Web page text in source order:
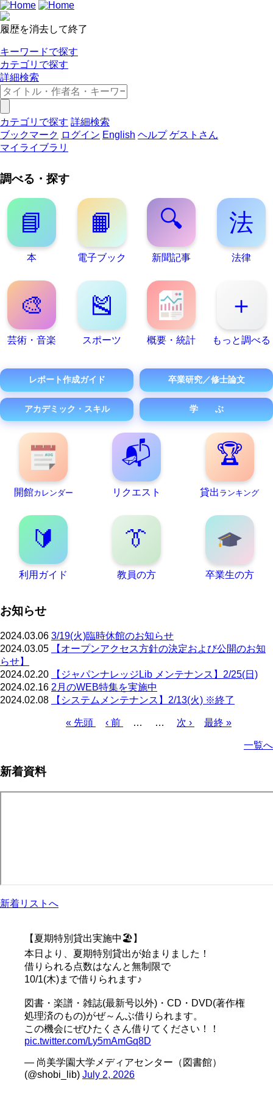
履歴を消去して終了
キーワードで探す
カテゴリで探す
詳細検索
カテゴリで探す 詳細検索
ブックマーク ログイン English ヘルプ ゲストさん
マイライブラリ
調べる・探す
📘
本
📙
電子ブック
🔍
新聞記事
法
法律
🎨
芸術・音楽
🎽
スポーツ 概要・統計
＋
もっと調べる
レポート作成ガイド 卒業研究／修士論文
アカデミック・スキル 学 ぶ
開館カレンダー
📬
リクエスト
🏆
貸出 ランキング
🔰
利用ガイド
👔
教員の方 卒業生の方
お知らせ
2024.03.06 3/19(火)臨時休館のお知らせ
2024.03.05
【オープンアクセス方針の決定および公開のお知
らせ】
2024.02.20
【ジャパンナレッジLib メンテナンス】2/25(日)
2024.02.16 2月のWEB特集を実施中
2024.02.08
【システムメンテナンス】2/13(火) ※終了
送
先
« 先頭
前
‹ 前 … …
次
次 ›
最
最終 »
一覧へ
新着資料
新着リストへ
【夏期特別貸出実施中🏖️】
本日より、夏期特別貸出が始まりました！
借りられる点数はなんと無制限で
10/1(木)まで借りられます♪
図書・楽譜・雑誌(最新号以外)・CD・DVD(著作権
処理済のもの)がぜ～んぶ借りられます。
この機会にぜひたくさん借りてください！！
pic.twitter.com/Ly5mAmGq8D
— 尚美学園大学メディアセンター（図書館）
(@shobi_lib) July 2, 2026